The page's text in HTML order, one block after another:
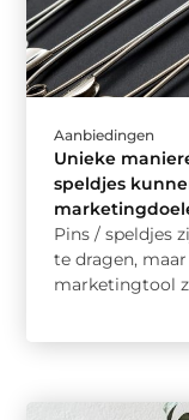
Aanbiedingen
Unieke
speldjes
Pins / speldjes
te dragen,
marketingtool